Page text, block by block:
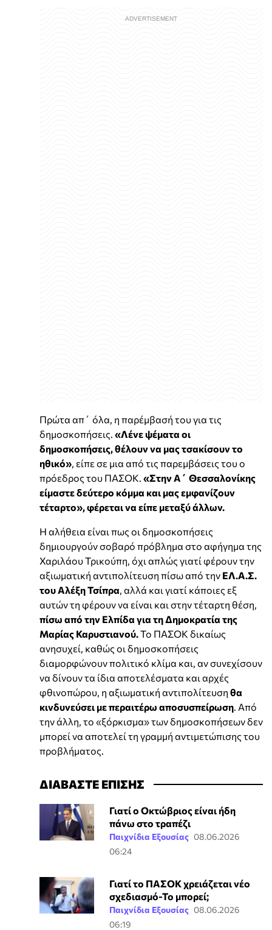
Πρώτα απ΄ όλα, η παρέμβασή του για τις
δημοσκοπήσεις. «Λένε ψέματα οι
δημοσκοπήσεις, θέλουν να μας τσακίσουν το
ηθικό», είπε σε μια από τις παρεμβάσεις του ο
πρόεδρος του ΠΑΣΟΚ. «Στην Α΄ Θεσσαλονίκης
είμαστε δεύτερο κόμμα και μας εμφανίζουν
τέταρτο», φέρεται να είπε μεταξύ άλλων.
Η αλήθεια είναι πως οι δημοσκοπήσεις
δημιουργούν σοβαρό πρόβλημα στο αφήγημα της
Χαριλάου Τρικούπη, όχι απλώς γιατί φέρουν την
αξιωματική αντιπολίτευση πίσω από την ΕΛ.Α.Σ.
του Αλέξη Τσίπρα, αλλά και γιατί κάποιες εξ
αυτών τη φέρουν να είναι και στην τέταρτη θέση,
πίσω από την Ελπίδα για τη Δημοκρατία της
Μαρίας Καρυστιανού.Το ΠΑΣΟΚ δικαίως
ανησυχεί, καθώς οι δημοσκοπήσεις
διαμορφώνουν πολιτικό κλίμα και, αν συνεχίσουν
να δίνουν τα ίδια αποτελέσματα και αρχές
φθινοπώρου, η αξιωματική αντιπολίτευση θα
κινδυνεύσει με περαιτέρω αποσυσπείρωση. Από
την άλλη, το «ξόρκισμα» των δημοσκοπήσεων δεν
μπορεί να αποτελεί τη γραμμή αντιμετώπισης του
προβλήματος.
ΔΙΑΒΑΣΤΕ ΕΠΙΣΗΣ
Γιατί ο Οκτώβριος είναι ήδη
πάνω στο τραπέζι
Παιχνίδια Εξουσίας 08.06.2026
06:24
Γιατί το ΠΑΣΟΚ χρειάζεται νέο
σχεδιασμό-Το μπορεί;
Παιχνίδια Εξουσίας 08.06.2026
06:19